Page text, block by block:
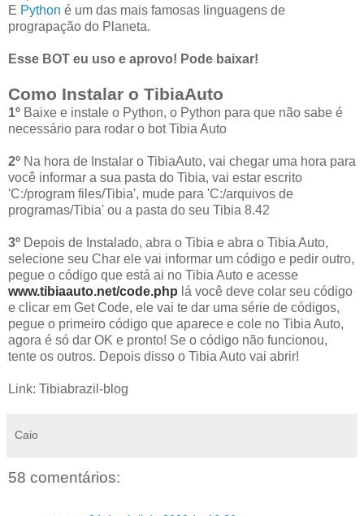
E Python é um das mais famosas linguagens de
prograpação do Planeta.
Esse BOT eu uso e aprovo! Pode baixar!
Como Instalar o TibiaAuto
1º Baixe e instale o Python, o Python para que não sabe é
necessário para rodar o bot Tibia Auto
2º Na hora de Instalar o TibiaAuto, vai chegar uma hora para
você informar a sua pasta do Tibia, vai estar escrito
'C:/program files/Tibia', mude para 'C:/arquivos de
programas/Tibia' ou a pasta do seu Tibia 8.42
3º Depois de Instalado, abra o Tibia e abra o Tibia Auto,
selecione seu Char ele vai informar um código e pedir outro,
pegue o código que está ai no Tibia Auto e acesse
www.tibiaauto.net/code.php lá você deve colar seu código
e clicar em Get Code, ele vai te dar uma série de códigos,
pegue o primeiro código que aparece e cole no Tibia Auto,
agora é só dar OK e pronto! Se o código não funcionou,
tente os outros. Depois disso o Tibia Auto vai abrir!
Link: Tibiabrazil-blog
Caio
58 comentários: